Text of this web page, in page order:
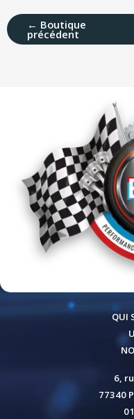
← Boutique
précédent
QUI
6,
77340